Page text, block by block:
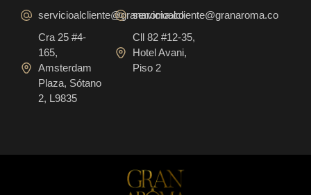
servicioalcliente@granaroma.co
Cra 25 #4-
165,
Amsterdam
Plaza, Sótano
2, L9835
servicioalcliente@granaroma.co
Cll 82 #12-35,
Hotel Avani,
Piso 2